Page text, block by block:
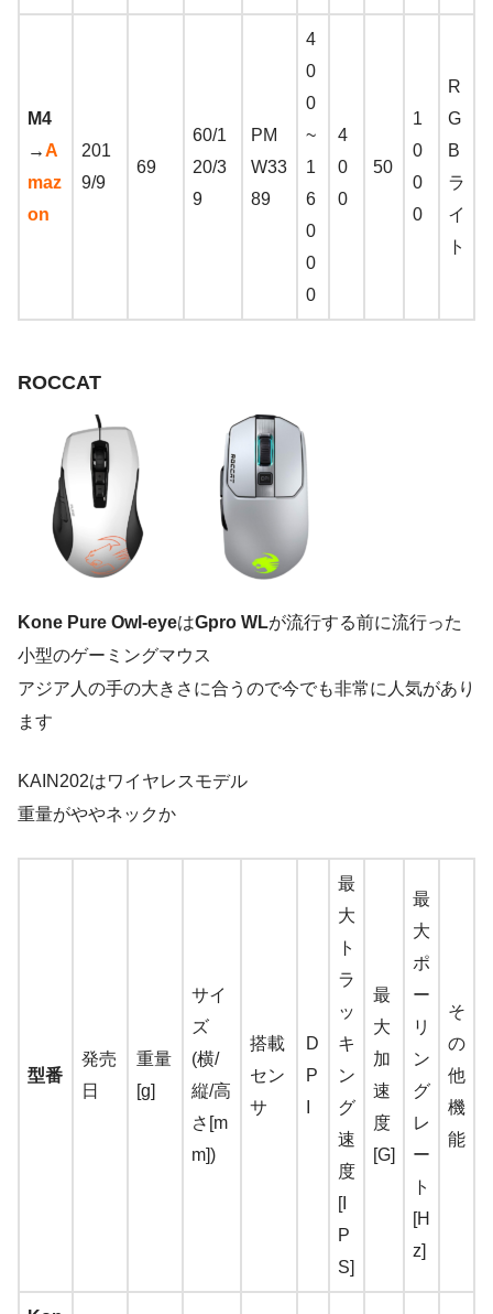
M4
→A
maz
on
201
9/9
69
60/1
20/3
9
PM
W33
89
4
0
0
~
1
6
0
0
0
4
0
0
50
1
0
0
0
R
G
B
ラ
イ
ト
ROCCAT
Kone Pure Owl-eyeはGpro WLが流行する前に流行った
小型のゲーミングマウス
アジア人の手の大きさに合うので今でも非常に人気があり
ます
KAIN202はワイヤレスモデル
重量がややネックか
型番
発売
日
重量
[g]
サイ
ズ
(横/
縦/高
さ[m
m])
搭載
セン
サ
D
P
最
大
ト
ラ
ッ
キ
ン
グ
速
度
[I
P
S]
最
大
加
速
度
[G]
最
大
ポ
ー
リ
ン
グ
レ
ー
ト
[H
z]
そ
の
他
機
能